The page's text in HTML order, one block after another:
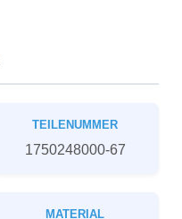
TEILENUMMER
1750248000-67
MATERIAL